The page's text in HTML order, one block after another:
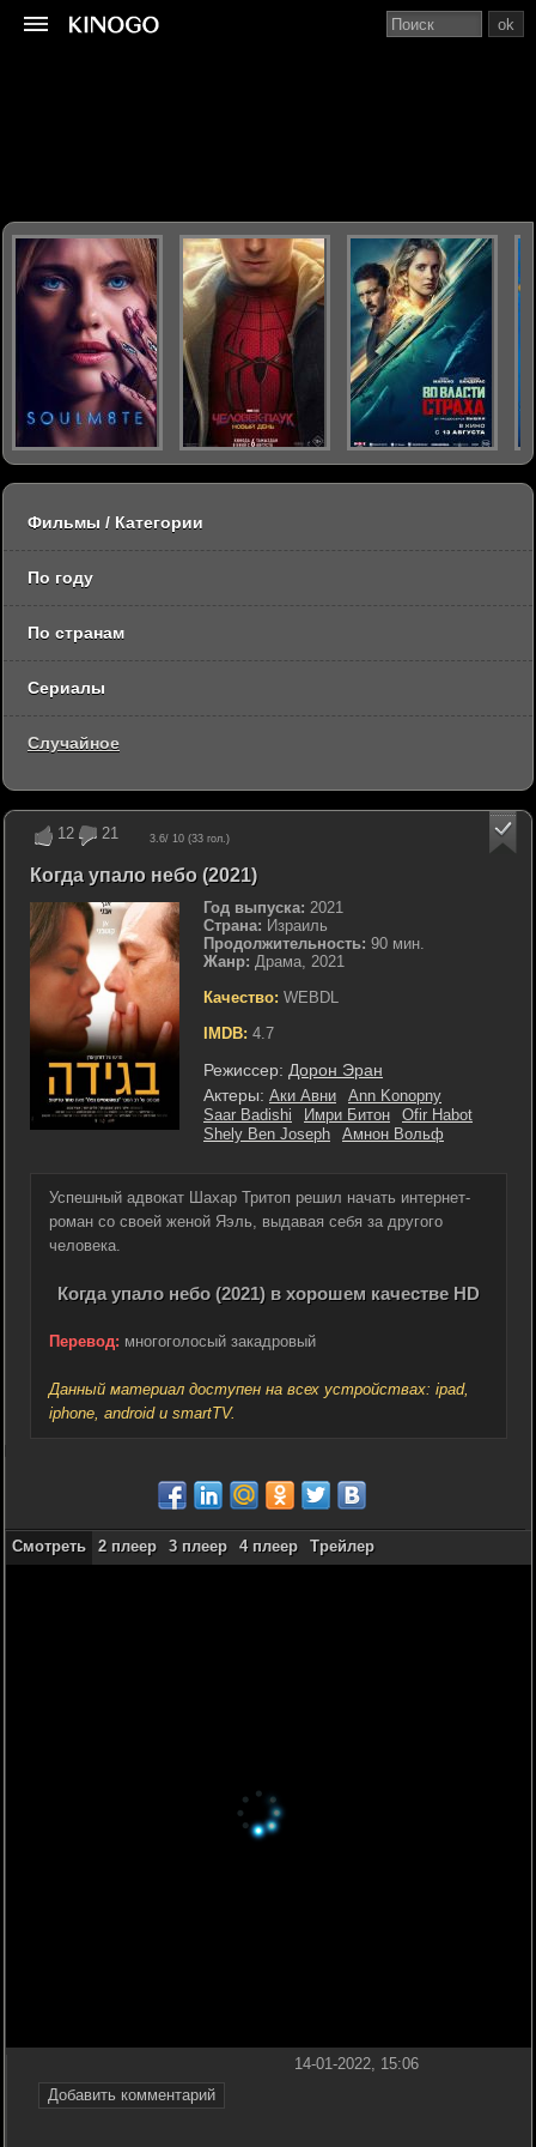
12 21 3.6/ 10 (33 гол.)
Когда упало небо (2021)
Год выпуска: 2021
Страна: Израиль
Продолжительность: 90 мин.
Жанр: Драма, 2021
Качество: WEBDL
IMDB: 4.7
Режиссер: Дорон Эран
Актеры: Аки Авни
Ann Konopny
Saar Badishi
Имри Битон
Ofir Habot
Shely Ben Joseph
Амнон Вольф
Успешный адвокат Шахар Тритоп решил начать интернет-
роман со своей женой Яэль, выдавая себя за другого
человека.
Когда упало небо (2021) в хорошем качестве HD
Перевод: многоголосый закадровый
Данный материал доступен на всех устройствах: ipad,
iphone, android и smartTV.
Смотреть 2 плеер 3 плеер 4 плеер Трейлер
Добавить комментарий
14-01-2022, 15:06
ok
Фильмы / Категории
По году
По странам
Сериалы
Случайное